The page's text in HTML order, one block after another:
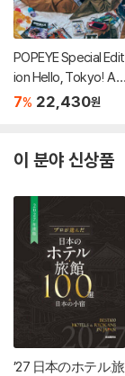
POPEYE Special Edit
ion Hello, Tokyo! A
Guide for Exploring
7% 22,430원
이 분야 신상품
’27 日本のホテル.旅